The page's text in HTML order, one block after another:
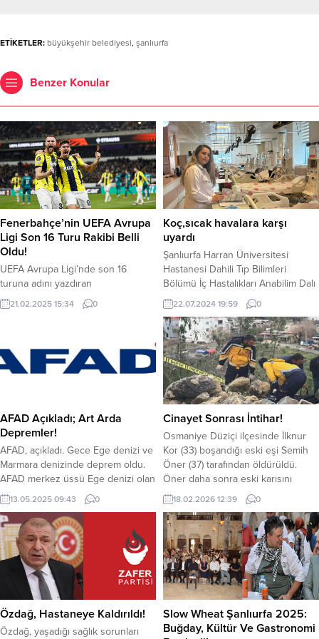
ETİKETLER: büyükşehir belediyesi, şanlıurfa
Benzer Konular
Fenerbahçe’nin UEFA Avrupa
Ligi Son 16 Turu Rakibi Belli
Oldu!
UEFA Avrupa Ligi’nde son 16
turuna adını yazdıran
Fenerbahçe’nin rakibi belli oldu.
Fenerbahçe, UEFA Avrupa Ligi
3-0 yendi. Sarı-lacivertliler rövanş
maçında da Anderlecht ile 2-2’lik
Fenerbahçe’nin son 16 turundaki
rakibi İskoçya temsilcisi RANGERS
oldu....
21.02.2025 15:34 0
Koç,sıcak havalara karşı
uyardı
Şanlıurfa Harran Üniversitesi
Hastanesi Dahili Tıp Bilimleri
Bölümü İç Hastalıkları Anabilim Dalı
Nefroloji bölümü Dr. Öğr. Gör.
Neriman Sıla Koç, vatandaşları sıcak
havalar karşı uyardı. Dr. Koç, sıvı
kaybına dikkat edilmeli ve günlük
1.5-2.5 lt sıvı tüketilmesi gerektiğini
vurguladı. Şanlıurfa Harran
Üniversitesi Hastanesi Dahili Tıp
Bilimleri Bölümü İç Hastalıkları
Anabilim...
22.07.2024 19:59 0
AFAD Açıkladı; Art Arda
Depremler!
AFAD, açıkladı. Gece Ege denizi ve
Marmara denizinde deprem oldu.
AFAD merkez üssü Ege denizi olan
depremin şiddetini 4. olarak,
Marmara denizindeki depremin
şiddetini ise 3.8 olarak kaydetti.
Afet ve Acil Durum Yönetimi
Başkanlığı (AFAD) dün gece
saatlerinde Ege denizi ve Marmara
denizindeki depremleri duyurdu.
depremler yerin yaklaşık olarak 7
km derinliğinde...
13.05.2025 09:43 0
Cinayet Sonrası İntihar!
Osmaniye Düziçi ilçesinde İlknur
Kor (33) boşandığı eski eşi Semih
Öner (37) tarafından öldürüldü.
Öner daha sonra eski karısını
öldürdüğü silahla Esentepe
mevkiinde intihar etti. Olay,
Boğaziçi mahallesinde meydana
geldi. Semih Öner eski eşi İlknur
Kor’un evine gitti, bilinmeyen bir
nedenden dolayı çıkan tartışma
sonrası, Öner eski eşi İlknur Koru...
18.02.2026 12:39 0
Özdağ, Hastaneye Kaldırıldı!
Özdağ, yaşadığı sağlık sorunları
Slow Wheat Şanlıurfa 2025:
Buğday, Kültür Ve Gastronomi